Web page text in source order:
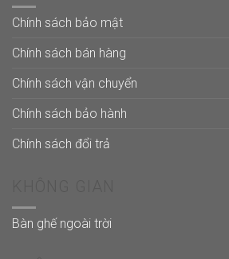
Chính sách bảo mật
Chính sách bán hàng
Chính sách vận chuyển
Chính sách bảo hành
Chính sách đổi trả
Bàn ghế ngoài trời